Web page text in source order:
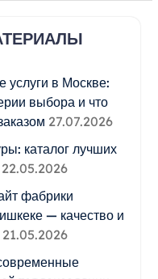
услуги в Москве:
выбора и что
27.07.2026
каталог лучших
22.05.2026
фабрики
— качество и
21.05.2026